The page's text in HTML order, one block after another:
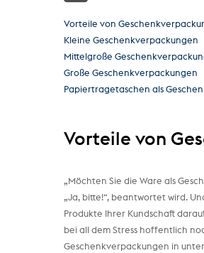
Vorteile von
Kleine Geschenkverpackungen
Mittelgroße
Große Geschenkverpackungen
Papiertragetaschen als
Vorteile von
„Möchten Sie die Ware als
„Ja, bitte!“, beantwortet wird.
Produkte Ihrer Kundschaft
bei all dem Stress hoffentlich
Geschenkverpackungen in